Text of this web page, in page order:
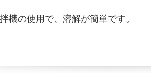
機の使用で、溶解が簡単です。